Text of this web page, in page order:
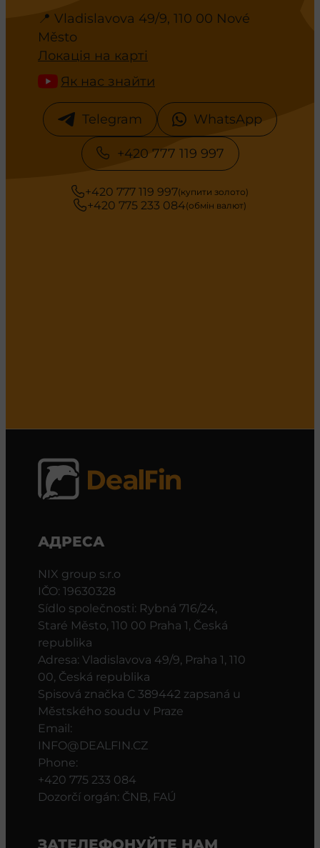
📍 Vladislavova 49/9, 110 00 Nové
Město
Локація на карті
Як нас знайти
Telegram WhatsApp
+420 777 119 997
+420 777 119 997(купити золото)
+420 775 233 084(обмін валют)
АДРЕСА
NIX group s.r.o
IČO: 19630328
Sídlo společnosti: Rybná 716/24,
Staré Město, 110 00 Praha 1, Česká
republika
Adresa: Vladislavova 49/9, Praha 1, 110
00, Česká republika
Spisová značka C 389442 zapsaná u
Městského soudu v Praze
Email:
INFO@DEALFIN.CZ
Phone:
+420 775 233 084
Dozorčí orgán: ČNB, FAÚ
ЗАТЕЛЕФОНУЙТЕ НАМ